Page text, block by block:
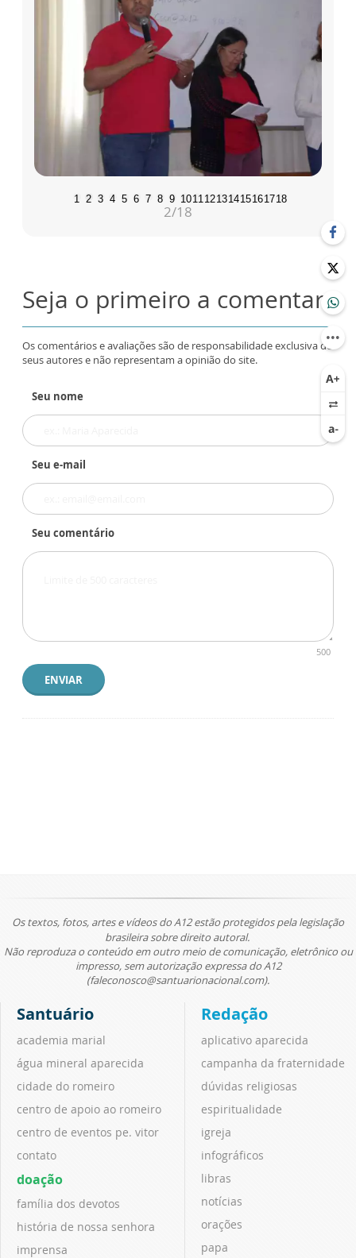
1 2 3 4 5 6 7 8 9 1011 12131415161718
2/18
Seja o primeiro a comentar
Os comentários e avaliações são de responsabilidade exclusiva de
seus autores e não representam a opinião do site.
Seu nome
Seu e-mail
Seu comentário
500
ENVIAR
Os textos, fotos, artes e vídeos do A12 estão protegidos pela legislação
brasileira sobre direito autoral.
Não reproduza o conteúdo em outro meio de comunicação, eletrônico ou
impresso, sem autorização expressa do A12
(faleconosco@santuarionacional.com).
Santuário
academia marial
água mineral aparecida
cidade do romeiro
centro de apoio ao romeiro
centro de eventos pe. vitor
contato
doação
família dos devotos
história de nossa senhora
imprensa
Redação
aplicativo aparecida
campanha da fraternidade
dúvidas religiosas
espiritualidade
igreja
infográficos
libras
notícias
orações
papa